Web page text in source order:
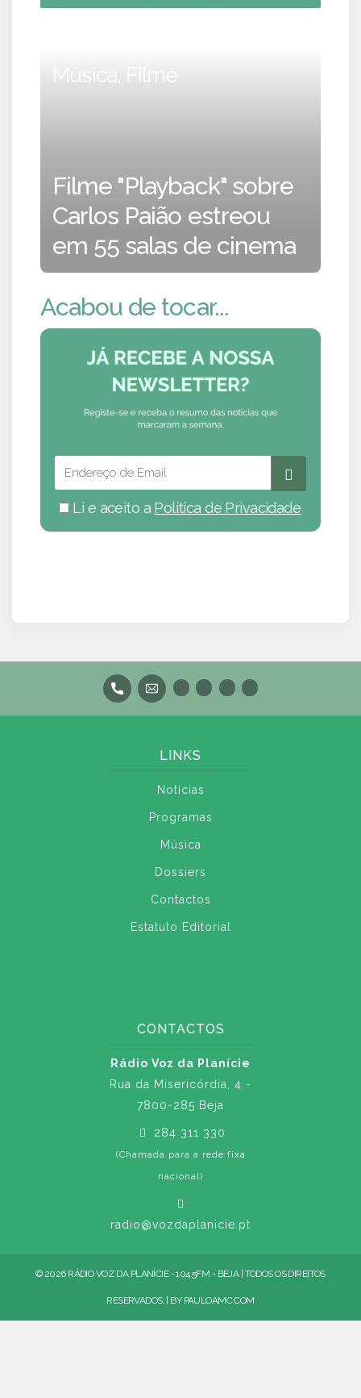
Música, Filme
Filme "Playback" sobre
Carlos Paião estreou
em 55 salas de cinema
Acabou de tocar...
Li e aceito a Política de Privacidade
LINKS
Notícias
Programas
Música
Dossiers
Contactos
Estatuto Editorial
CONTACTOS
Rádio Voz da Planície
Rua da Misericórdia, 4 -
7800-285 Beja
284 311 330
(Chamada para a rede fixa
nacional)
radio@vozdaplanicie.pt
© 2026 RÁDIO VOZ DA PLANÍCIE - 104.5FM - BEJA | TODOS OS DIREITOS
RESERVADOS. | BY PAULOAMC.COM